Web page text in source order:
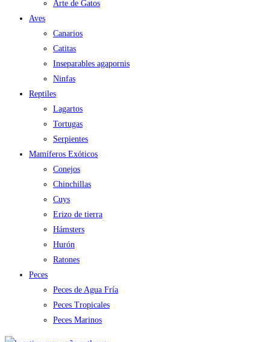
Arte de Gatos
Aves
Canarios
Catitas
Inseparables agapornis
Ninfas
Reptiles
Lagartos
Tortugas
Serpientes
Mamíferos Exóticos
Conejos
Chinchillas
Cuys
Erizo de tierra
Hámsters
Hurón
Ratones
Peces
Peces de Agua Fría
Peces Tropicales
Peces Marinos